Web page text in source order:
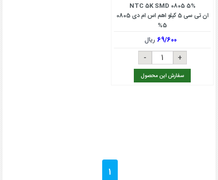
NTC 5K SMD 0805 5%
ان تی سی 5 کیلو اهم اس ام دی 0805
5%
69/600 ریال
سفارش این محصول
1